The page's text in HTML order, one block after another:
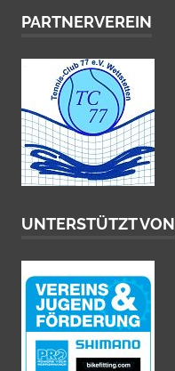
PARTNERVEREIN
UNTERSTÜTZT VON